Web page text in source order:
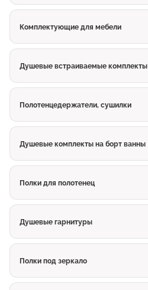
Комплектующие для мебели
Душевые встраиваемые комплекты
Полотенцедержатели, сушилки
Душевые комплекты на борт ванны
Полки для полотенец
Душевые гарнитуры
Полки под зеркало